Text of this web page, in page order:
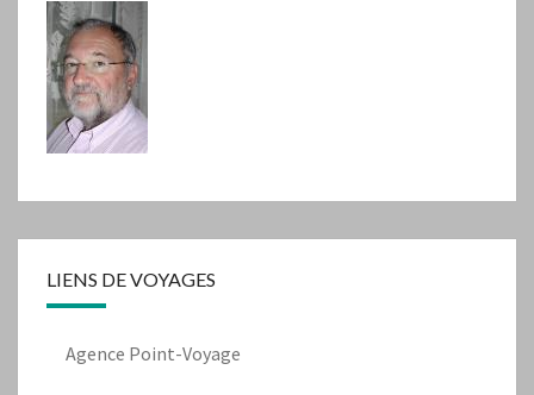
LIENS DE VOYAGES
Agence Point-Voyage